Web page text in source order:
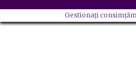
Gestionați